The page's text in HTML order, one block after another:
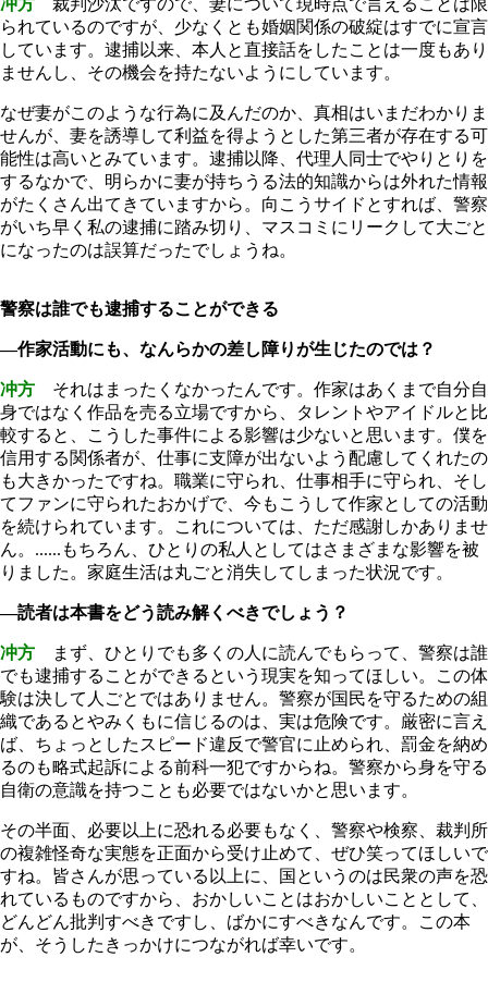
られているのですが、少なくとも婚姻関係の破綻はすでに宣言
しています。逮捕以来、本人と直接話をしたことは一度もあり
ませんし、その機会を持たないようにしています。
なぜ妻がこのような行為に及んだのか、真相はいまだわかりま
せんが、妻を誘導して利益を得ようとした第三者が存在する可
能性は高いとみています。逮捕以降、代理人同士でやりとりを
するなかで、明らかに妻が持ちうる法的知識からは外れた情報
がたくさん出てきていますから。向こうサイドとすれば、警察
がいち早く私の逮捕に踏み切り、マスコミにリークして大ごと
になったのは誤算だったでしょうね。
警察は誰でも逮捕することができる
―作家活動にも、なんらかの差し障りが生じたのでは？
冲方 それはまったくなかったんです。作家はあくまで自分自
身ではなく作品を売る立場ですから、タレントやアイドルと比
較すると、こうした事件による影響は少ないと思います。僕を
信用する関係者が、仕事に支障が出ないよう配慮してくれたの
も大きかったですね。職業に守られ、仕事相手に守られ、そし
てファンに守られたおかげで、今もこうして作家としての活動
を続けられています。これについては、ただ感謝しかありませ
ん。......もちろん、ひとりの私人としてはさまざまな影響を被
りました。家庭生活は丸ごと消失してしまった状況です。
―読者は本書をどう読み解くべきでしょう？
冲方 まず、ひとりでも多くの人に読んでもらって、警察は誰
でも逮捕することができるという現実を知ってほしい。この体
験は決して人ごとではありません。警察が国民を守るための組
織であるとやみくもに信じるのは、実は危険です。厳密に言え
ば、ちょっとしたスピード違反で警官に止められ、罰金を納め
るのも略式起訴による前科一犯ですからね。警察から身を守る
自衛の意識を持つことも必要ではないかと思います。
その半面、必要以上に恐れる必要もなく、警察や検察、裁判所
の複雑怪奇な実態を正面から受け止めて、ぜひ笑ってほしいで
すね。皆さんが思っている以上に、国というのは民衆の声を恐
れているものですから、おかしいことはおかしいこととして、
どんどん批判すべきですし、ばかにすべきなんです。この本
が、そうしたきっかけにつながれば幸いです。